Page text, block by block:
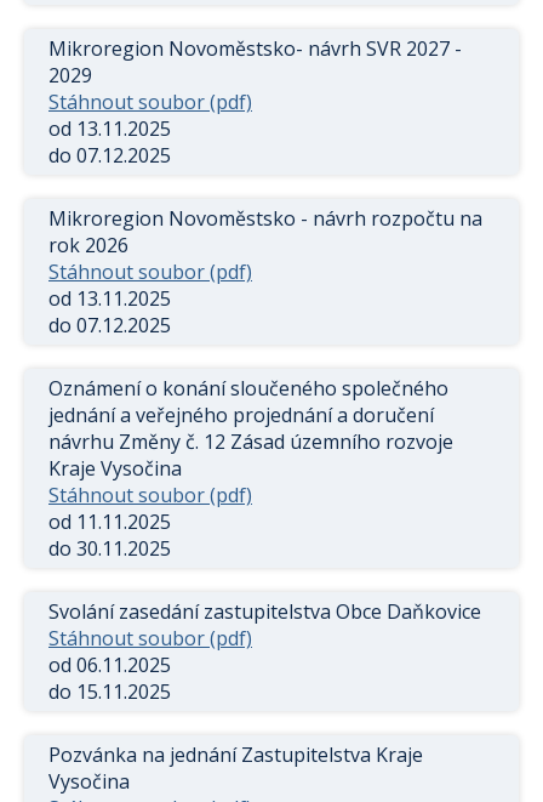
Mikroregion Novoměstsko- návrh SVR 2027 -
2029
Stáhnout soubor (pdf)
od 13.11.2025
do 07.12.2025
Mikroregion Novoměstsko - návrh rozpočtu na
rok 2026
Stáhnout soubor (pdf)
od 13.11.2025
do 07.12.2025
Oznámení o konání sloučeného společného
jednání a veřejného projednání a doručení
návrhu Změny č. 12 Zásad územního rozvoje
Kraje Vysočina
Stáhnout soubor (pdf)
od 11.11.2025
do 30.11.2025
Svolání zasedání zastupitelstva Obce Daňkovice
Stáhnout soubor (pdf)
od 06.11.2025
do 15.11.2025
Pozvánka na jednání Zastupitelstva Kraje
Vysočina